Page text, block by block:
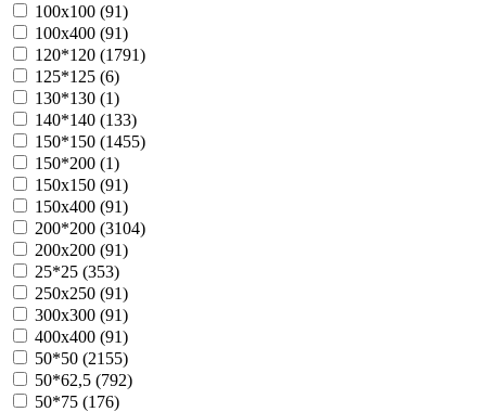
100х100 (91)
100х400 (91)
120*120 (1791)
125*125 (6)
130*130 (1)
140*140 (133)
150*150 (1455)
150*200 (1)
150х150 (91)
150х400 (91)
200*200 (3104)
200х200 (91)
25*25 (353)
250х250 (91)
300х300 (91)
400х400 (91)
50*50 (2155)
50*62,5 (792)
50*75 (176)